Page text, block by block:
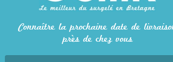
Connaître la prochaine date de
près de chez vous
4 tranches
QUANTITÉ